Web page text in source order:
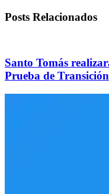
Posts Relacionados
Santo Tomás
Prueba de Transición